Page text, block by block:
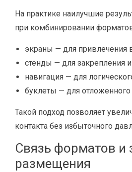
На практике наилучшие
при комбинировании
экраны — для привлечения
стенды — для закрепления
навигация — для
буклеты — для
Такой подход позволяет
контакта без избыточного
Связь форматов и
размещения